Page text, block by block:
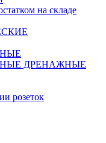
на складе
ДРЕНАЖНЫЕ
розеток